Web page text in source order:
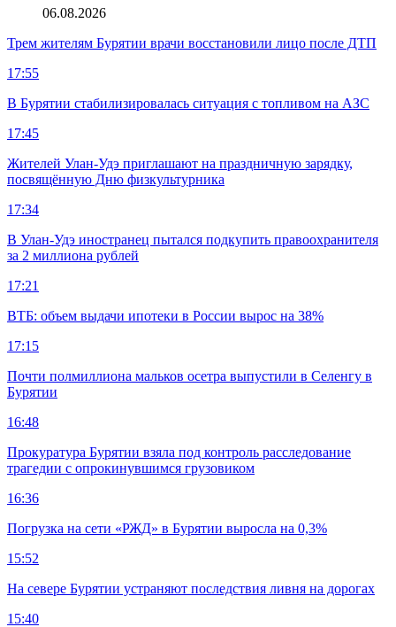
06.08.2026
Трем жителям Бурятии врачи восстановили лицо после ДТП
17:55
В Бурятии стабилизировалась ситуация с топливом на АЗС
17:45
Жителей Улан-Удэ приглашают на праздничную зарядку,
посвящённую Дню физкультурника
17:34
В Улан-Удэ иностранец пытался подкупить правоохранителя
за 2 миллиона рублей
17:21
ВТБ: объем выдачи ипотеки в России вырос на 38%
17:15
Почти полмиллиона мальков осетра выпустили в Селенгу в
Бурятии
16:48
Прокуратура Бурятии взяла под контроль расследование
трагедии с опрокинувшимся грузовиком
16:36
Погрузка на сети «РЖД» в Бурятии выросла на 0,3%
15:52
На севере Бурятии устраняют последствия ливня на дорогах
15:40